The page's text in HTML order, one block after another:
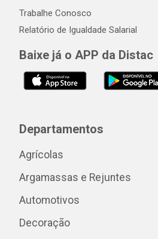
Trabalhe Conosco
Relatório de Igualdade Salarial
Baixe já o APP da Distac
Departamentos
Agrícolas
Argamassas e Rejuntes
Automotivos
Decoração